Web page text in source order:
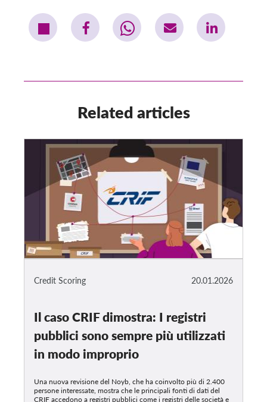
Related articles
20.01.2026
Credit Scoring
Il caso CRIF dimostra: I registri
pubblici sono sempre più utilizzati
in modo improprio
Una nuova revisione del Noyb, che ha coinvolto più di 2.400
persone interessate, mostra che le principali fonti di dati del
CRIF accedono a registri pubblici come i registri delle società e